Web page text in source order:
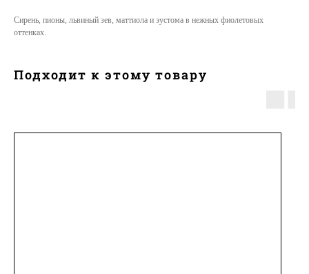
Сирень, пионы, львиный зев, маттиола и эустома в нежных фиолетовых
оттенках.
Подходит к этому товару